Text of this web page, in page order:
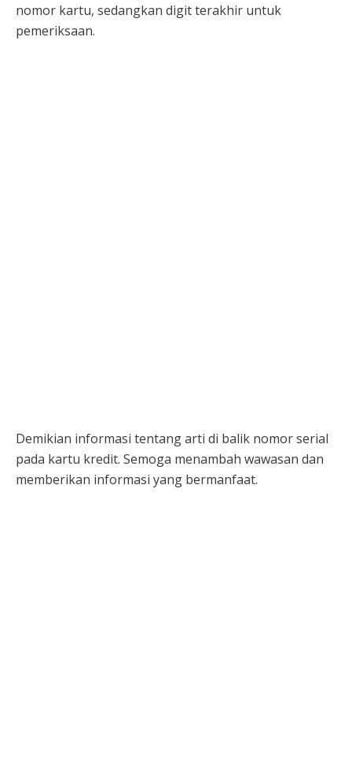
nomor kartu, sedangkan digit terakhir untuk
pemeriksaan.
Demikian informasi tentang arti di balik nomor serial
pada kartu kredit. Semoga menambah wawasan dan
memberikan informasi yang bermanfaat.